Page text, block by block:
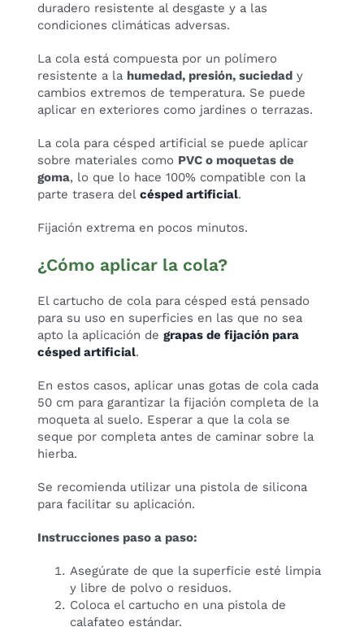
duradero resistente al desgaste y a las
condiciones climáticas adversas.
La cola está compuesta por un polímero
resistente a la humedad, presión, suciedady
cambios extremos de temperatura. Se puede
aplicar en exteriores como jardines o terrazas.
La cola para césped artificial se puede aplicar
sobre materiales como PVC o moquetas de
goma, lo que lo hace 100% compatible con la
parte trasera del césped artificial.
Fijación extrema en pocos minutos.
¿Cómo aplicar la cola?
El cartucho de cola para césped está pensado
para su uso en superficies en las que no sea
apto la aplicación de grapas de fijación para
césped artificial.
En estos casos, aplicar unas gotas de cola cada
50 cm para garantizar la fijación completa de la
moqueta al suelo. Esperar a que la cola se
seque por completa antes de caminar sobre la
hierba.
Se recomienda utilizar una pistola de silicona
para facilitar su aplicación.
Instrucciones paso a paso:
Asegúrate de que la superficie esté limpia
y libre de polvo o residuos.
Coloca el cartucho en una pistola de
calafateo estándar.